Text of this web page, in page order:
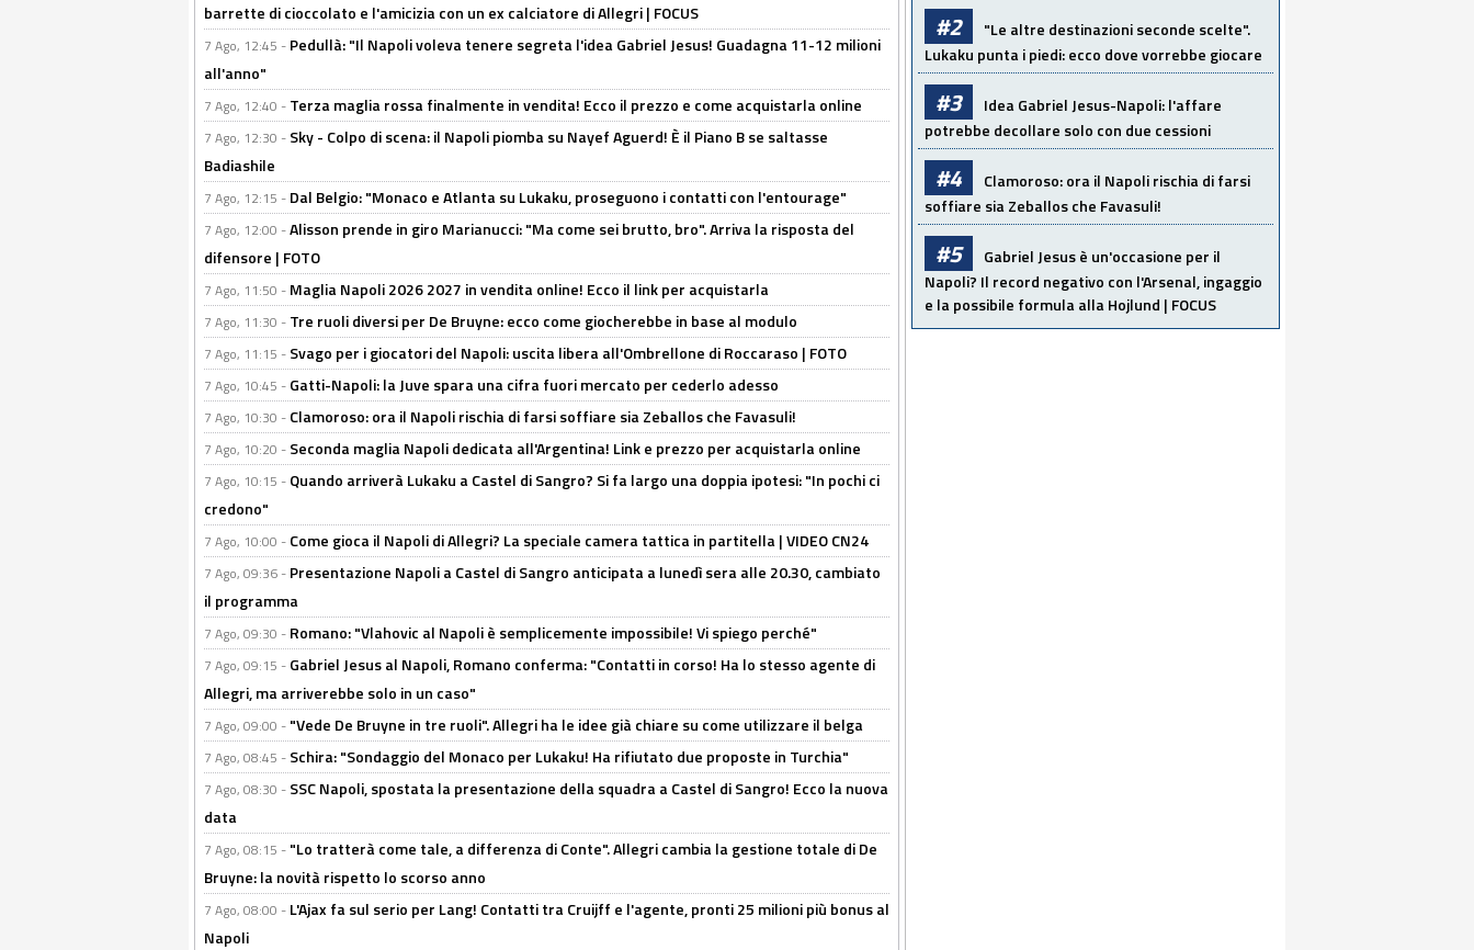
barrette di cioccolato e l'amicizia con un ex calciatore di Allegri | FOCUS
7 Ago, 12:45 - Pedullà: "Il Napoli voleva tenere segreta l'idea Gabriel Jesus! Guadagna 11-12 milioni
all'anno"
7 Ago, 12:40 - Terza maglia rossa finalmente in vendita! Ecco il prezzo e come acquistarla online
7 Ago, 12:30 - Sky - Colpo di scena: il Napoli piomba su Nayef Aguerd! È il Piano B se saltasse
Badiashile
7 Ago, 12:15 - Dal Belgio: "Monaco e Atlanta su Lukaku, proseguono i contatti con l'entourage"
7 Ago, 12:00 -Alisson prende in giro Marianucci: "Ma come sei brutto, bro". Arriva la risposta del
difensore | FOTO
7 Ago, 11:50 - Maglia Napoli 2026 2027 in vendita online! Ecco il link per acquistarla
7 Ago, 11:30 - Tre ruoli diversi per De Bruyne: ecco come giocherebbe in base al modulo
7 Ago, 11:15 - Svago per i giocatori del Napoli: uscita libera all'Ombrellone di Roccaraso | FOTO
7 Ago, 10:45 - Gatti-Napoli: la Juve spara una cifra fuori mercato per cederlo adesso
7 Ago, 10:30 - Clamoroso: ora il Napoli rischia di farsi soffiare sia Zeballos che Favasuli!
7 Ago, 10:20 - Seconda maglia Napoli dedicata all'Argentina! Link e prezzo per acquistarla online
7 Ago, 10:15 - Quando arriverà Lukaku a Castel di Sangro? Si fa largo una doppia ipotesi: "In pochi ci
credono"
7 Ago, 10:00 - Come gioca il Napoli di Allegri? La speciale camera tattica in partitella | VIDEO CN24
7 Ago, 09:36 - Presentazione Napoli a Castel di Sangro anticipata a lunedì sera alle 20.30, cambiato
il programma
7 Ago, 09:30 - Romano: "Vlahovic al Napoli è semplicemente impossibile! Vi spiego perché"
7 Ago, 09:15 - Gabriel Jesus al Napoli, Romano conferma: "Contatti in corso! Ha lo stesso agente di
Allegri, ma arriverebbe solo in un caso"
7 Ago, 09:00 - "Vede De Bruyne in tre ruoli". Allegri ha le idee già chiare su come utilizzare il belga
7 Ago, 08:45 - Schira: "Sondaggio del Monaco per Lukaku! Ha rifiutato due proposte in Turchia"
7 Ago, 08:30 - SSC Napoli, spostata la presentazione della squadra a Castel di Sangro! Ecco la nuova
data
7 Ago, 08:15 - "Lo tratterà come tale, a differenza di Conte". Allegri cambia la gestione totale di De
Bruyne: la novità rispetto lo scorso anno
7 Ago, 08:00 - L'Ajax fa sul serio per Lang! Contatti tra Cruijff e l'agente, pronti 25 milioni più bonus al
Napoli
#2
"Le altre destinazioni seconde scelte".
Lukaku punta i piedi: ecco dove vorrebbe giocare
#3
Idea Gabriel Jesus-Napoli: l'affare
potrebbe decollare solo con due cessioni
#4
Clamoroso: ora il Napoli rischia di farsi
soffiare sia Zeballos che Favasuli!
#5
Gabriel Jesus è un'occasione per il
Napoli? Il record negativo con l'Arsenal, ingaggio
e la possibile formula alla Hojlund | FOCUS